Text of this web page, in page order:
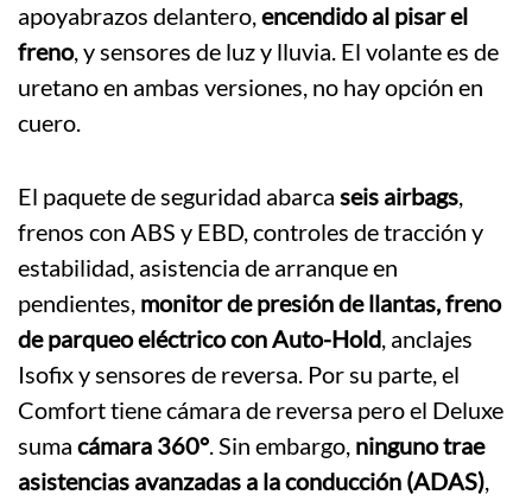
apoyabrazos delantero,encendido al pisar el
freno, y sensores de luz y lluvia. El volante es de
uretano en ambas versiones, no hay opción en
cuero.
El paquete de seguridad abarca seis airbags,
frenos con ABS y EBD, controles de tracción y
estabilidad, asistencia de arranque en
pendientes, monitor de presión de llantas, freno
de parqueo eléctrico con Auto-Hold, anclajes
Isofix y sensores de reversa. Por su parte, el
Comfort tiene cámara de reversa pero el Deluxe
suma cámara 360°. Sin embargo, ninguno trae
asistencias avanzadas a la conducción (ADAS),